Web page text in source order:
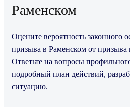
Раменском
Оцените вероятность законного
призыва в Раменском от призыва
Ответьте на вопросы
подробный план действий,
ситуацию.